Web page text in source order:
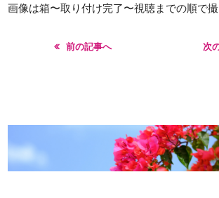
画像は箱〜取り付け完了〜視聴までの順で撮
前の記事へ 次